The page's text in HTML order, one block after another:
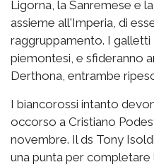
Ligorna, la Sanremese e
assieme all'Imperia, di
raggruppamento. I
piemontesi, e sfideranno
Derthona, entrambe
I biancorossi intanto
occorso a Cristiano
novembre. Il ds Tony
una punta per